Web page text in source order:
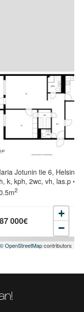
Jotunin tie 6, Helsinki
k, kph, 2wc, vh, las.p •
2
000€
+
−
© OpenStreetMapcontributors